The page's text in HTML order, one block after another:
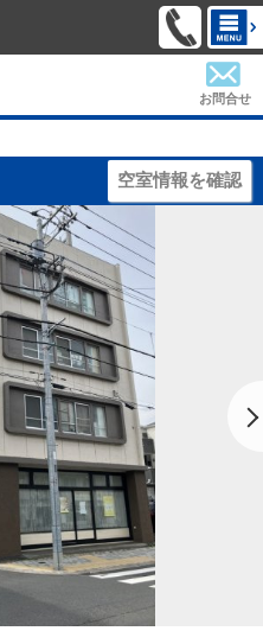
お問合せ
空室情報を確認